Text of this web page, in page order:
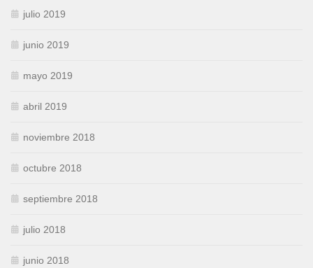
julio 2019
junio 2019
mayo 2019
abril 2019
noviembre 2018
octubre 2018
septiembre 2018
julio 2018
junio 2018